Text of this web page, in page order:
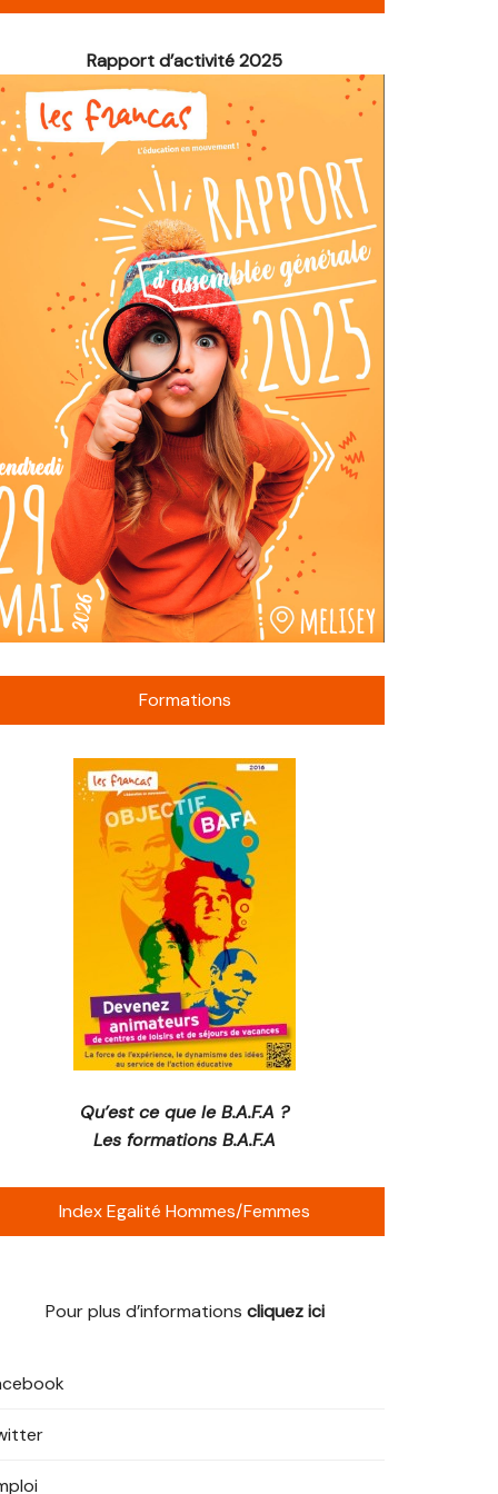
de Noël
Rapport d’activité 2025
Formations
Qu’est ce que le B.A.F.A ?
Les formations B.A.F.A
Index Egalité Hommes/Femmes
Pour plus d’informations cliquez ici